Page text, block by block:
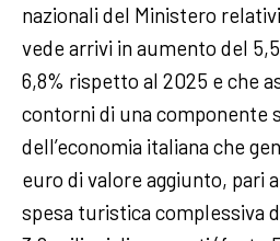
nazionali del Ministero
vede arrivi in aumento del
6,8% rispetto al 2025 e che
contorni di una componente
dell’economia italiana che
euro di valore aggiunto, pari
spesa turistica complessiva